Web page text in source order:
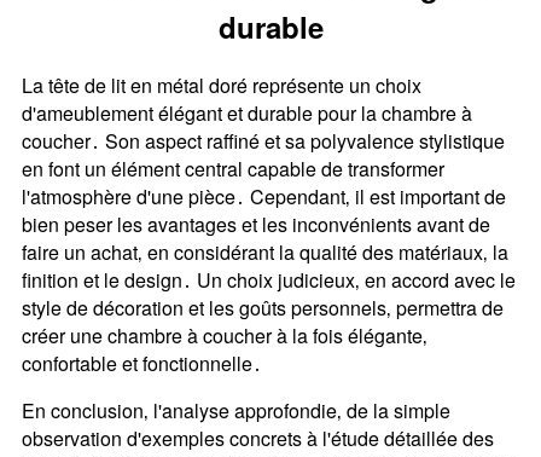
durable
La tête de lit en métal doré représente un choix
d'ameublement élégant et durable pour la chambre à
coucher․ Son aspect raffiné et sa polyvalence stylistique
en font un élément central capable de transformer
l'atmosphère d'une pièce․ Cependant‚ il est important de
bien peser les avantages et les inconvénients avant de
faire un achat‚ en considérant la qualité des matériaux‚ la
finition et le design․ Un choix judicieux‚ en accord avec le
style de décoration et les goûts personnels‚ permettra de
créer une chambre à coucher à la fois élégante‚
confortable et fonctionnelle․
En conclusion‚ l'analyse approfondie‚ de la simple
observation d'exemples concrets à l'étude détaillée des